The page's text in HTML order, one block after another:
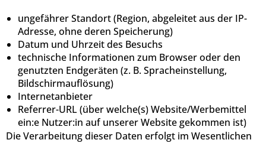
ungefährer Standort (Region, abgeleitet aus der IP-
Adresse, ohne deren Speicherung)
Datum und Uhrzeit des Besuchs
technische Informationen zum Browser oder den
genutzten Endgeräten (z. B. Spracheinstellung,
Bildschirmauflösung)
Internetanbieter
Referrer-URL (über welche(s) Website/Werbemittel
ein:e Nutzer:in auf unserer Website gekommen ist)
Die Verarbeitung dieser Daten erfolgt im Wesentlichen